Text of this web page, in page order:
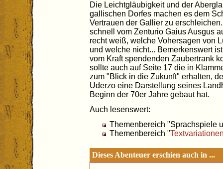
Die Leichtgläubigkeit und der
gallischen Dorfes machen es dem
Vertrauen der Gallier zu
schnell vom Zenturio Gaius Ausgus
recht weiß, welche Vohersagen von
und welche nicht... Bemerkenswert
vom Kraft spendenden Zaubertrank
sollte auch auf Seite 17 die in
zum "Blick in die Zukunft" erhalten,
Uderzo eine Darstellung seines
Beginn der 70er Jahre gebaut hat.
Auch lesenswert:
Themenbereich "Sprachspiele
Themenbereich "
Dieses Abenteuer erschien auch in ...